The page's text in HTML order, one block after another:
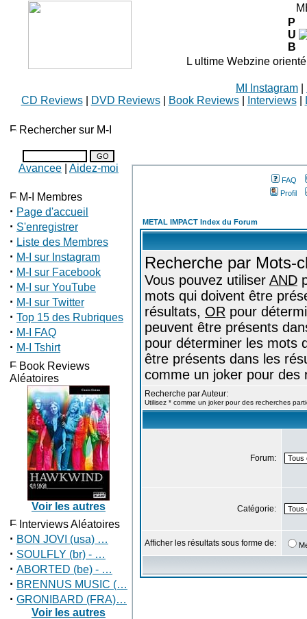
P
U
B
L ultime Webzine
MI Instagram
CD Reviews| DVD Reviews| Book Reviews| Interviews|
Rechercher sur M-I
Avancee Aidez-moi
M-I Membres
· Page d'accueil
· S'enregistrer
· Liste des Membres
· M-I sur Instagram
· M-I sur Facebook
· M-I sur YouTube
· M-I sur Twitter
· Top 15 des Rubriques
· M-I FAQ
· M-I Tshirt
Book Reviews
Aléatoires
Voir les autres
Interviews Aléatoires
· BON JOVI (usa) …
· SOULFLY (br) - …
· ABORTED (be) - …
· BRENNUS MUSIC (…
· GRONIBARD (FRA)…
Voir les autres
FAQ
Profil
METAL IMPACT Index du Forum
Recherche par Mots-
Vous pouvez utiliser AND
mots qui doivent être
résultats, OR pour
peuvent être présents
pour déterminer les mots
être présents dans les
comme un joker pour des
Recherche par Auteur:
Utilisez * comme un joker pour des recherches
Forum:
Catégorie:
Afficher les résultats sous forme de: